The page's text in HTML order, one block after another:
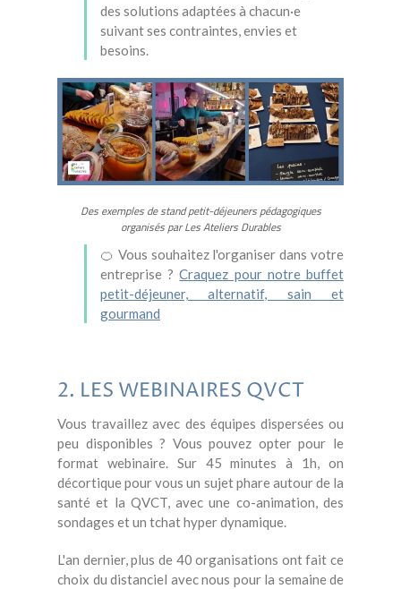
des solutions adaptées à chacun·e
suivant ses contraintes, envies et
besoins.
Des exemples de stand petit-déjeuners pédagogiques
organisés par Les Ateliers Durables
🍊 Vous souhaitez l'organiser dans votre
entreprise ?Craquez pour notre buffet
petit-déjeuner, alternatif, sain et
gourmand
2. LES WEBINAIRES QVCT
Vous travaillez avec des équipes dispersées ou
peu disponibles ? Vous pouvez opter pour le
format webinaire. Sur 45 minutes à 1h, on
décortique pour vous un sujet phare autour de la
santé et la QVCT, avec une co-animation, des
sondages et un tchat hyper dynamique.
L'an dernier, plus de 40 organisations ont fait ce
choix du distanciel avec nous pour la semaine de